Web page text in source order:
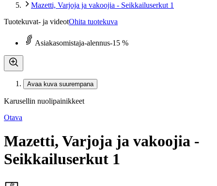
Mazetti, Varjoja ja vakoojia - Seikkailuserkut 1
Tuotekuvat- ja videotOhita tuotekuva
Asiakasomistaja-alennus-15 %
Avaa kuva suurempana
Karusellin nuolipainikkeet
Otava
Mazetti, Varjoja ja vakoojia -
Seikkailuserkut 1